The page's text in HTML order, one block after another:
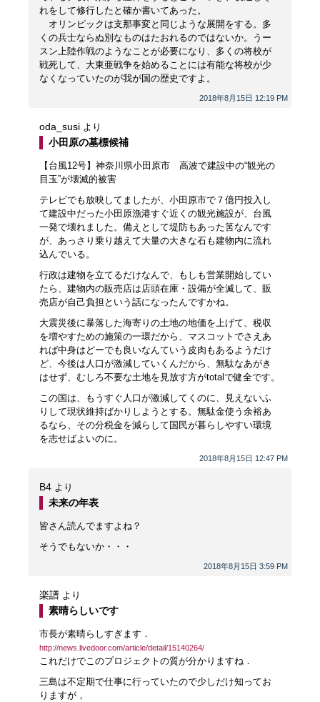
2018年8月15日 12:19 PM
れをして修行したと確か書いてあった。
オリンピックは支那事変と同じような展開をする。多
くの兵士ならぬ別なものはたおれるのではないか。うー
スン上陸作戦のようなことが必要になり、多くの将校が
戦死して、大東亜戦争を始めることには有能な将校が少
なくなっていたのが我が国の歴史ですよ。
oda_susi より
2018年8月15日 12:47 PM
小田原の墓標候補
【台風12号】神奈川県小田原市 高波で建設中の“観光の
目玉”が壊滅的被害
テレビでも放映してましたが、小田原市で７億円投入し
て建設中だった小田原漁港すぐ近くの観光施設が、台風
一発で壊れました。備えとして堤防もあった筈なんです
が、あっさり乗り越えて大量の大きな石も建物内に流れ
込んでいる。
行政は建物を立てるだけなんで、もしも営業開始してい
たら、建物内の販売店は店頭在庫・設備が全滅して、販
売店が自己負担という話になったんですかね。
大震災後に暴落した海寄りの土地の地価を上げて、税収
を増やすための施策の一環だから、マスコットでさえあ
れば中身はどーでも良いなんていう皮肉もあるようだけ
ど、今後は人口が激減していくんだから、無駄なあがき
はせず、むしろ不要な土地を見放す方がtotalで健全です。
この国は、もうすぐ人口が激減してくのに、見えないふ
りして現状維持ばかりしようとする。無駄金使う余裕あ
るなら、その分税金を減らして国民が暮らしやすい環境
を志せばよいのに。
B4 より
2018年8月15日 3:59 PM
未来の年表
皆さん読んでますよね？
そうでもないか・・・
楽譜 より
素晴らしいです
市長が素晴らしすぎます．
http://news.livedoor.com/article/detail/15140264/
これだけでこのプロジェクトの質が分かりますね．
三島は不定期で仕事に行っていたので少しだけ知ってお
りますが，